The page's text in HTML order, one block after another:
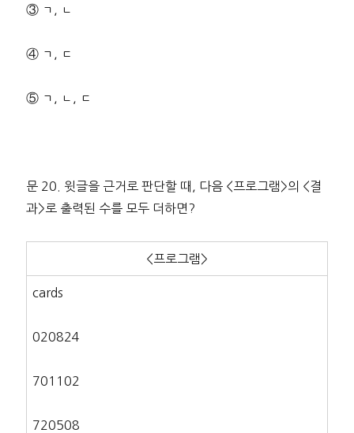
③ ㄱ, ㄴ
④ ㄱ, ㄷ
⑤ ㄱ, ㄴ, ㄷ
문 20. 윗글을 근거로 판단할 때, 다음 <프로그램>의 <결
과>로 출력된 수를 모두 더하면?
<프로그램>
cards
020824
701102
720508